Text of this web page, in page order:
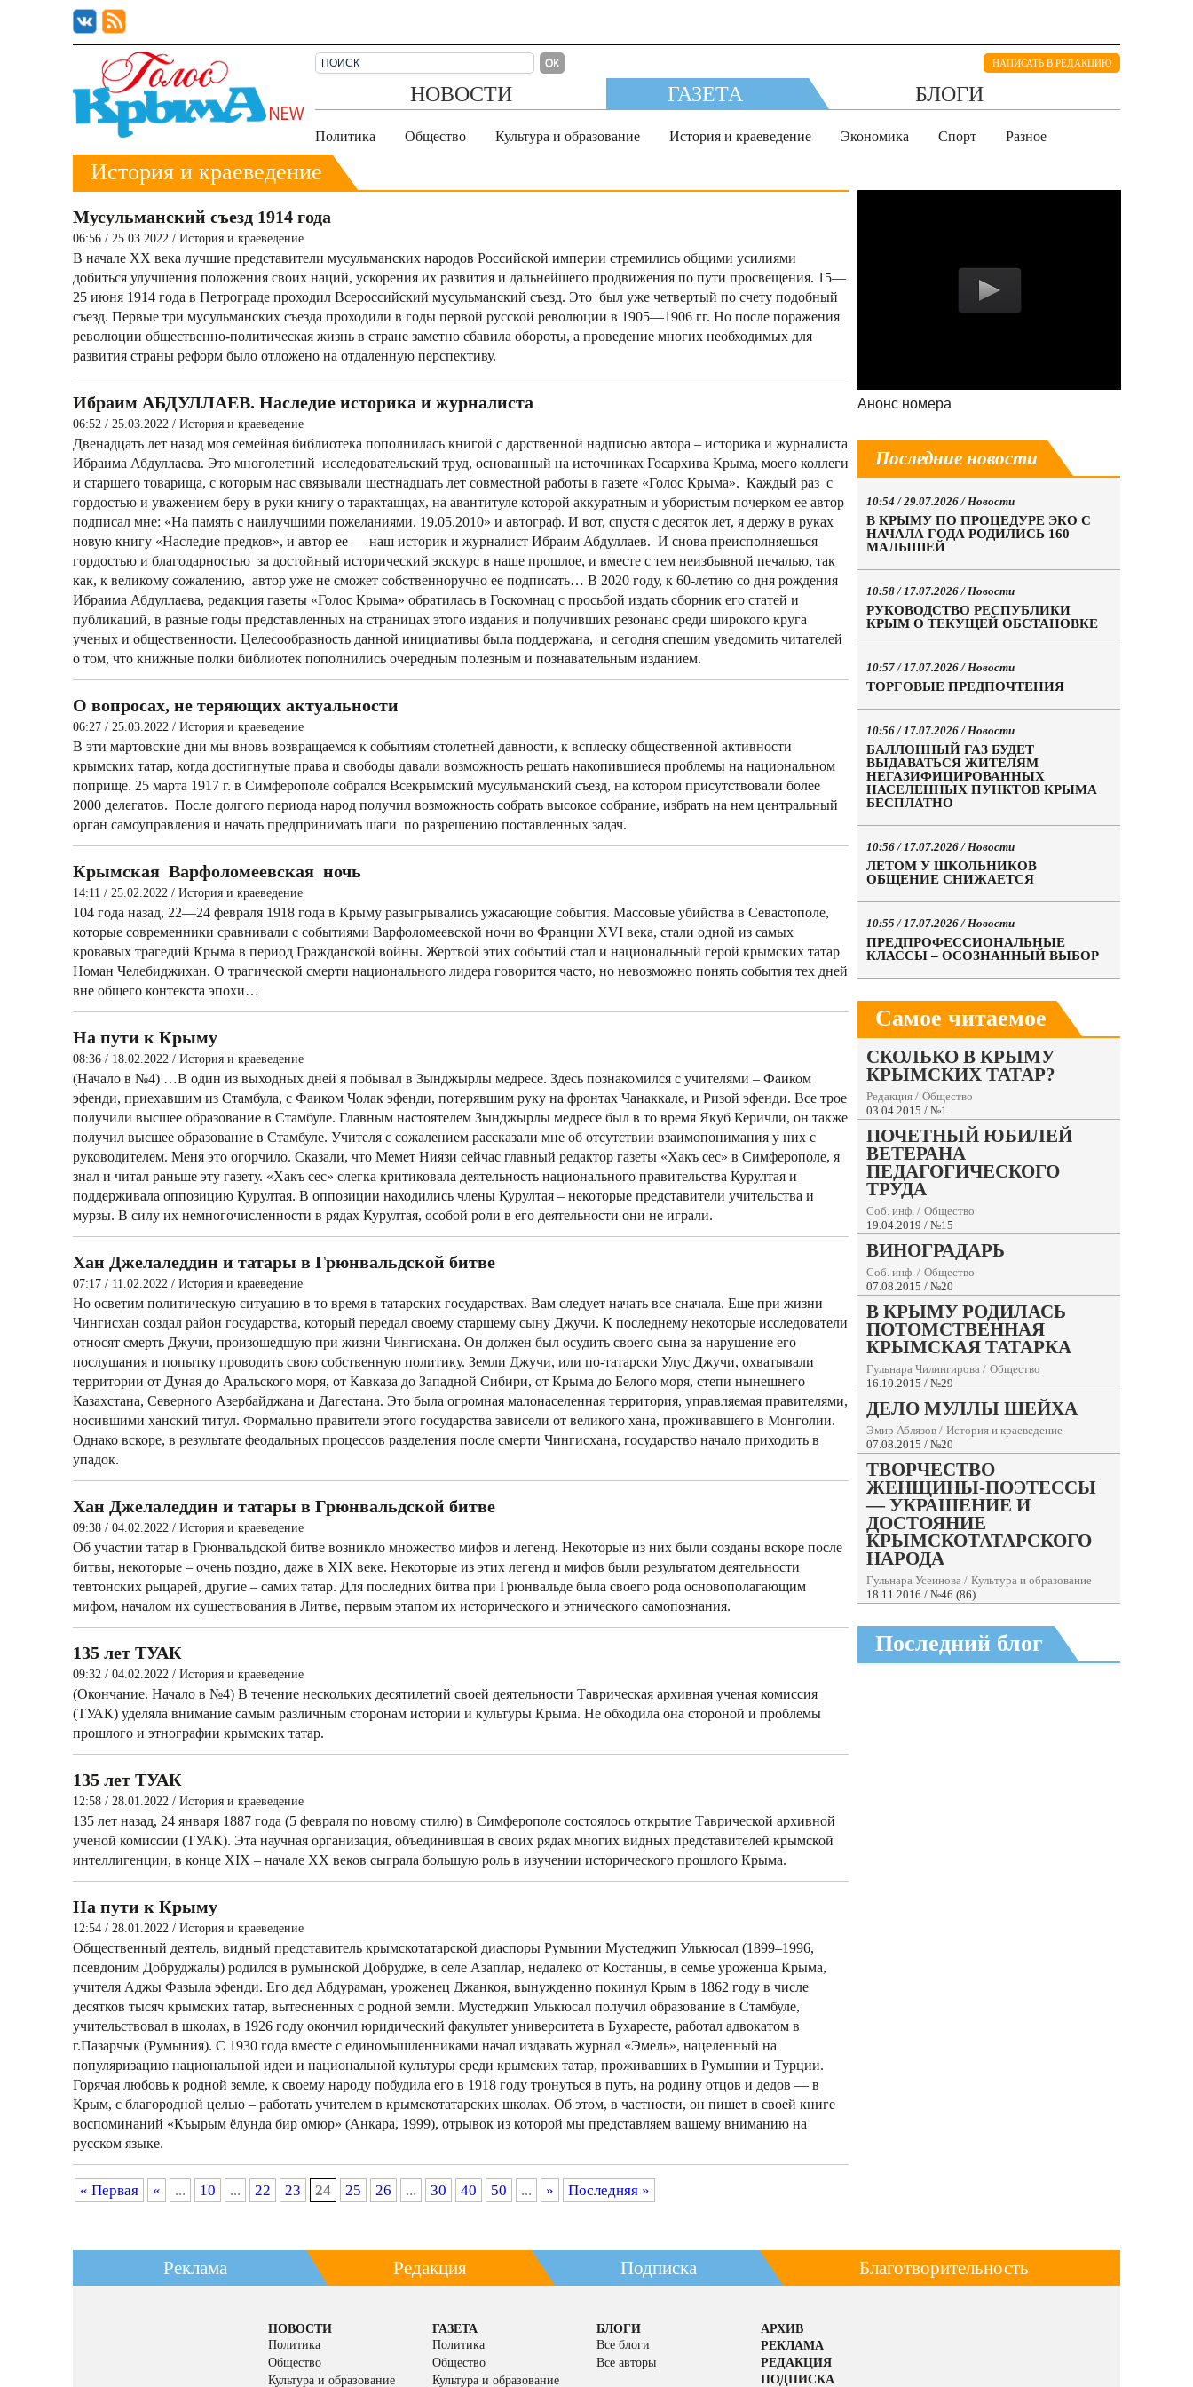
ОК НАПИСАТЬ В РЕДАКЦИЮ
НОВОСТИ ГАЗЕТА БЛОГИ
Политика Общество Культура и образование История и краеведение Экономика Спорт Разное
История и краеведение
Мусульманский съезд 1914 года
06:56 / 25.03.2022 / История и краеведение
В начале ХХ века лучшие представители мусульманских народов Российской империи стремились общими усилиями
добиться улучшения положения своих наций, ускорения их развития и дальнейшего продвижения по пути просвещения. 15—
25 июня 1914 года в Петрограде проходил Всероссийский мусульманский съезд. Это был уже четвертый по счету подобный
съезд. Первые три мусульманских съезда проходили в годы первой русской революции в 1905—1906 гг. Но после поражения
революции общественно-политическая жизнь в стране заметно сбавила обороты, а проведение многих необходимых для
развития страны реформ было отложено на отдаленную перспективу.
Ибраим АБДУЛЛАЕВ. Наследие историка и журналиста
06:52 / 25.03.2022 / История и краеведение
Двенадцать лет назад моя семейная библиотека пополнилась книгой с дарственной надписью автора – историка и журналиста
Ибраима Абдуллаева. Это многолетний исследовательский труд, основанный на источниках Госархива Крыма, моего коллеги
и старшего товарища, с которым нас связывали шестнадцать лет совместной работы в газете «Голос Крыма». Каждый раз с
гордостью и уважением беру в руки книгу о таракташцах, на авантитуле которой аккуратным и убористым почерком ее автор
подписал мне: «На память с наилучшими пожеланиями. 19.05.2010» и автограф. И вот, спустя с десяток лет, я держу в руках
новую книгу «Наследие предков», и автор ее — наш историк и журналист Ибраим Абдуллаев. И снова преисполняешься
гордостью и благодарностью за достойный исторический экскурс в наше прошлое, и вместе с тем неизбывной печалью, так
как, к великому сожалению, автор уже не сможет собственноручно ее подписать… В 2020 году, к 60-летию со дня рождения
Ибраима Абдуллаева, редакция газеты «Голос Крыма» обратилась в Госкомнац с просьбой издать сборник его статей и
публикаций, в разные годы представленных на страницах этого издания и получивших резонанс среди широкого круга
ученых и общественности. Целесообразность данной инициативы была поддержана, и сегодня спешим уведомить читателей
о том, что книжные полки библиотек пополнились очередным полезным и познавательным изданием.
О вопросах, не теряющих актуальности
06:27 / 25.03.2022 / История и краеведение
В эти мартовские дни мы вновь возвращаемся к событиям столетней давности, к всплеску общественной активности
крымских татар, когда достигнутые права и свободы давали возможность решать накопившиеся проблемы на национальном
поприще. 25 марта 1917 г. в Симферополе собрался Всекрымский мусульманский съезд, на котором присутствовали более
2000 делегатов. После долгого периода народ получил возможность собрать высокое собрание, избрать на нем центральный
орган самоуправления и начать предпринимать шаги по разрешению поставленных задач.
Крымская Варфоломеевская ночь
14:11 / 25.02.2022 / История и краеведение
104 года назад, 22—24 февраля 1918 года в Крыму разыгрывались ужасающие события. Массовые убийства в Севастополе,
которые современники сравнивали с событиями Варфоломеевской ночи во Франции XVI века, стали одной из самых
кровавых трагедий Крыма в период Гражданской войны. Жертвой этих событий стал и национальный герой крымских татар
Номан Челебиджихан. О трагической смерти национального лидера говорится часто, но невозможно понять события тех дней
вне общего контекста эпохи…
На пути к Крыму
08:36 / 18.02.2022 / История и краеведение
(Начало в №4) …В один из выходных дней я побывал в Зынджырлы медресе. Здесь познакомился с учителями – Фаиком
эфенди, приехавшим из Стамбула, с Фаиком Чолак эфенди, потерявшим руку на фронтах Чанаккале, и Ризой эфенди. Все трое
получили высшее образование в Стамбуле. Главным настоятелем Зынджырлы медресе был в то время Якуб Керичли, он также
получил высшее образование в Стамбуле. Учителя с сожалением рассказали мне об отсутствии взаимопонимания у них с
руководителем. Меня это огорчило. Сказали, что Мемет Ниязи сейчас главный редактор газеты «Хакъ сес» в Симферополе, я
знал и читал раньше эту газету. «Хакъ сес» слегка критиковала деятельность национального правительства Курултая и
поддерживала оппозицию Курултая. В оппозиции находились члены Курултая – некоторые представители учительства и
мурзы. В силу их немногочисленности в рядах Курултая, особой роли в его деятельности они не играли.
Хан Джелаледдин и татары в Грюнвальдской битве
07:17 / 11.02.2022 / История и краеведение
Но осветим политическую ситуацию в то время в татарских государствах. Вам следует начать все сначала. Еще при жизни
Чингисхан создал район государства, который передал своему старшему сыну Джучи. К последнему некоторые исследователи
относят смерть Джучи, произошедшую при жизни Чингисхана. Он должен был осудить своего сына за нарушение его
послушания и попытку проводить свою собственную политику. Земли Джучи, или по-татарски Улус Джучи, охватывали
территории от Дуная до Аральского моря, от Кавказа до Западной Сибири, от Крыма до Белого моря, степи нынешнего
Казахстана, Северного Азербайджана и Дагестана. Это была огромная малонаселенная территория, управляемая правителями,
носившими ханский титул. Формально правители этого государства зависели от великого хана, проживавшего в Монголии.
Однако вскоре, в результате феодальных процессов разделения после смерти Чингисхана, государство начало приходить в
упадок.
Хан Джелаледдин и татары в Грюнвальдской битве
09:38 / 04.02.2022 / История и краеведение
Об участии татар в Грюнвальдской битве возникло множество мифов и легенд. Некоторые из них были созданы вскоре после
битвы, некоторые – очень поздно, даже в XIX веке. Некоторые из этих легенд и мифов были результатом деятельности
тевтонских рыцарей, другие – самих татар. Для последних битва при Грюнвальдe была своего рода основополагающим
мифом, началом их существования в Литве, первым этапом их исторического и этнического самопознания.
135 лет ТУАК
09:32 / 04.02.2022 / История и краеведение
(Окончание. Начало в №4) В течение нескольких десятилетий своей деятельности Таврическая архивная ученая комиссия
(ТУАК) уделяла внимание самым различным сторонам истории и культуры Крыма. Не обходила она стороной и проблемы
прошлого и этнографии крымских татар.
135 лет ТУАК
12:58 / 28.01.2022 / История и краеведение
135 лет назад, 24 января 1887 года (5 февраля по новому стилю) в Симферополе состоялось открытие Таврической архивной
ученой комиссии (ТУАК). Эта научная организация, объединившая в своих рядах многих видных представителей крымской
интеллигенции, в конце XIX – начале ХХ веков сыграла большую роль в изучении исторического прошлого Крыма.
На пути к Крыму
12:54 / 28.01.2022 / История и краеведение
Общественный деятель, видный представитель крымскотатарской диаспоры Румынии Мустеджип Улькюсал (1899–1996,
псевдоним Добруджалы) родился в румынской Добрудже, в селе Азаплар, недалеко от Костанцы, в семье уроженца Крыма,
учителя Аджы Фазыла эфенди. Его дед Абдураман, уроженец Джанкоя, вынужденно покинул Крым в 1862 году в числе
десятков тысяч крымских татар, вытесненных с родной земли. Мустеджип Улькюсал получил образование в Стамбуле,
учительствовал в школах, в 1926 году окончил юридический факультет университета в Бухаресте, работал адвокатом в
г.Пазарчык (Румыния). С 1930 года вместе с единомышленниками начал издавать журнал «Эмель», нацеленный на
популяризацию национальной идеи и национальной культуры среди крымских татар, проживавших в Румынии и Турции.
Горячая любовь к родной земле, к своему народу побудила его в 1918 году тронуться в путь, на родину отцов и дедов — в
Крым, с благородной целью – работать учителем в крымскотатарских школах. Об этом, в частности, он пишет в своей книге
воспоминаний «Къырым ёлунда бир омюр» (Анкара, 1999), отрывок из которой мы представляем вашему вниманию на
русском языке.
« Первая « ... 10 ... 22 23 24 25 26 ... 30 40 50 ... » Последняя »
Анонс номера
Последние новости
10:54 / 29.07.2026 /Новости
В КРЫМУ ПО ПРОЦЕДУРЕ ЭКО С
НАЧАЛА ГОДА РОДИЛИСЬ 160
МАЛЫШЕЙ
10:58 / 17.07.2026 /Новости
РУКОВОДСТВО РЕСПУБЛИКИ
КРЫМ О ТЕКУЩЕЙ ОБСТАНОВКЕ
10:57 / 17.07.2026 /Новости
ТОРГОВЫЕ ПРЕДПОЧТЕНИЯ
10:56 / 17.07.2026 /Новости
БАЛЛОННЫЙ ГАЗ БУДЕТ
ВЫДАВАТЬСЯ ЖИТЕЛЯМ
НЕГАЗИФИЦИРОВАННЫХ
НАСЕЛЕННЫХ ПУНКТОВ КРЫМА
БЕСПЛАТНО
10:56 / 17.07.2026 /Новости
ЛЕТОМ У ШКОЛЬНИКОВ
ОБЩЕНИЕ СНИЖАЕТСЯ
10:55 / 17.07.2026 /Новости
ПРЕДПРОФЕССИОНАЛЬНЫЕ
КЛАССЫ – ОСОЗНАННЫЙ ВЫБОР
Самое читаемое
СКОЛЬКО В КРЫМУ
КРЫМСКИХ ТАТАР?
Редакция / Общество
03.04.2015 / №1
ПОЧЕТНЫЙ ЮБИЛЕЙ
ВЕТЕРАНА
ПЕДАГОГИЧЕСКОГО
ТРУДА
Соб. инф. / Общество
19.04.2019 / №15
ВИНОГРАДАРЬ
Соб. инф. / Общество
07.08.2015 / №20
В КРЫМУ РОДИЛАСЬ
ПОТОМСТВЕННАЯ
КРЫМСКАЯ ТАТАРКА
Гульнара Чилингирова / Общество
16.10.2015 / №29
ДЕЛО МУЛЛЫ ШЕЙХА
Эмир Аблязов / История и краеведение
07.08.2015 / №20
ТВОРЧЕСТВО
ЖЕНЩИНЫ-ПОЭТЕССЫ
— УКРАШЕНИЕ И
ДОСТОЯНИЕ
КРЫМСКОТАТАРСКОГО
НАРОДА
Гульнара Усеинова / Культура и образование
18.11.2016 / №46 (86)
Последний блог
Реклама Редакция Подписка Благотворительность
НОВОСТИ
Политика
Общество
Культура и образование
ГАЗЕТА
Политика
Общество
Культура и образование
БЛОГИ
Все блоги
Все авторы
АРХИВ
РЕКЛАМА
РЕДАКЦИЯ
ПОДПИСКА